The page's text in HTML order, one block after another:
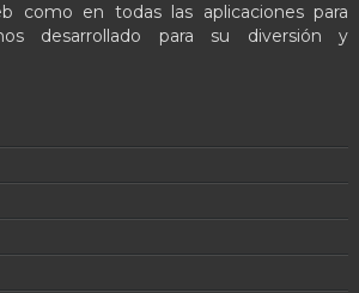
como en todas las aplicaciones para
desarrollado para su diversión y